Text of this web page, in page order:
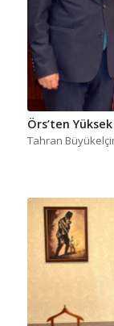
Örs’ten
Tahran